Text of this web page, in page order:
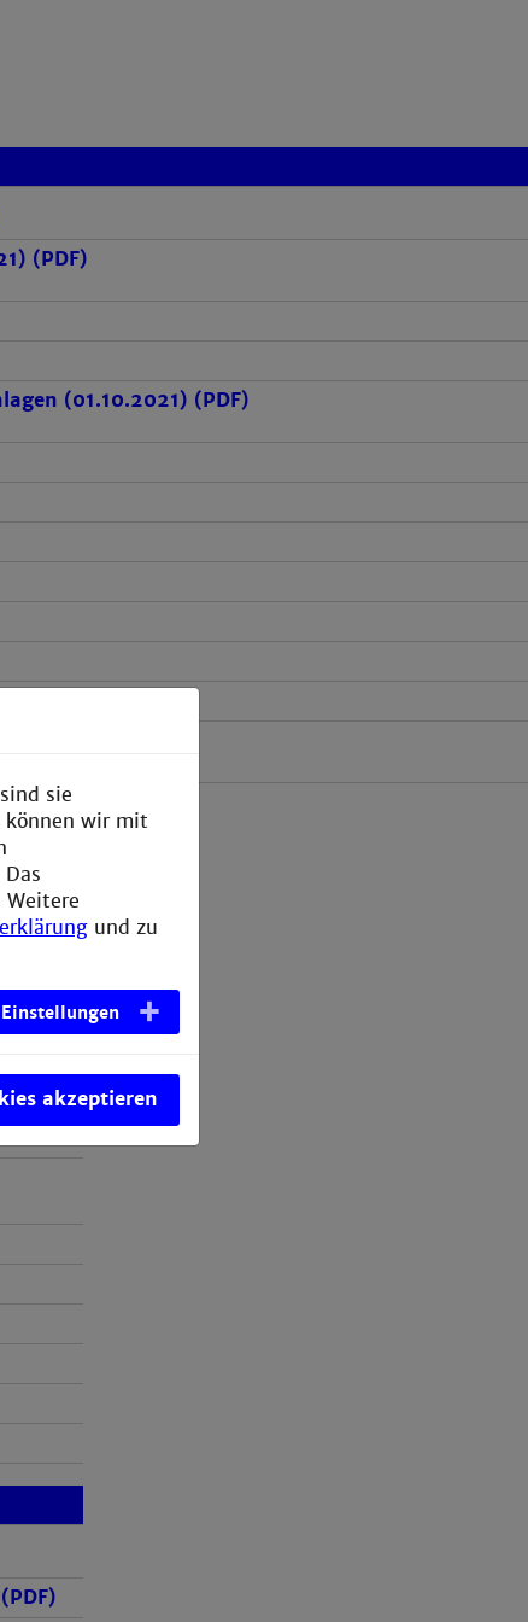
(PDF)
(01.10.2021) (PDF)
sie
können wir mit
Weitere
und zu
Einstellungen
akzeptieren